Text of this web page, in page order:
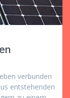
verbunden
entstehenden